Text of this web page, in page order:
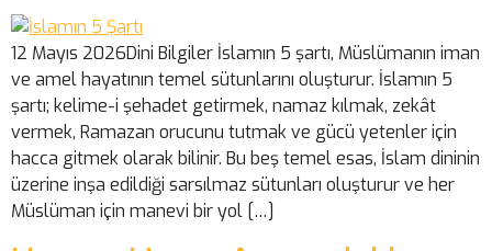
12 Mayıs 2026Dini Bilgiler İslamın 5 şartı, Müslümanın iman
ve amel hayatının temel sütunlarını oluşturur. İslamın 5
şartı; kelime-i şehadet getirmek, namaz kılmak, zekât
vermek, Ramazan orucunu tutmak ve gücü yetenler için
hacca gitmek olarak bilinir. Bu beş temel esas, İslam dininin
üzerine inşa edildiği sarsılmaz sütunları oluşturur ve her
Müslüman için manevi bir yol […]